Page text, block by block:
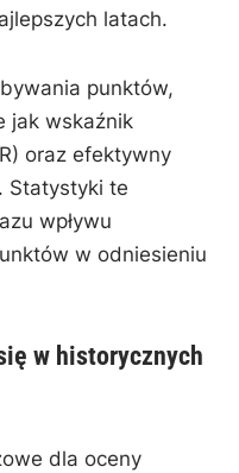
latach.
punktów,
jak wskaźnik
oraz efektywny
Statystyki te
wpływu
w odniesieniu
w historycznych
dla oceny